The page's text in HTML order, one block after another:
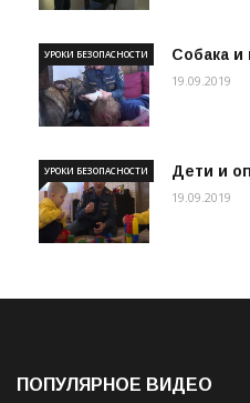
Собака
УРОКИ БЕЗОПАСНОСТИ
19.09.2019
Дети и
УРОКИ БЕЗОПАСНОСТИ
19.09.2019
ПОПУЛЯРНОЕ ВИДЕО